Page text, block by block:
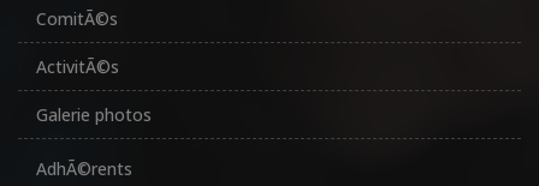
ComitÃ©s
ActivitÃ©s
Galerie photos
AdhÃ©rents